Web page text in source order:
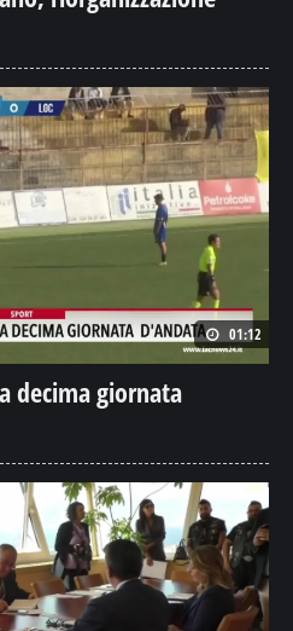
01:12
decima giornata